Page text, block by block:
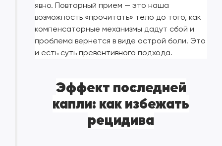
явно. Повторный прием — это наша
возможность «прочитать» тело до того, как
компенсаторные механизмы дадут сбой и
проблема вернется в виде острой боли. Это
и есть суть превентивного подхода.
Эффект последней
капли: как избежать
рецидива